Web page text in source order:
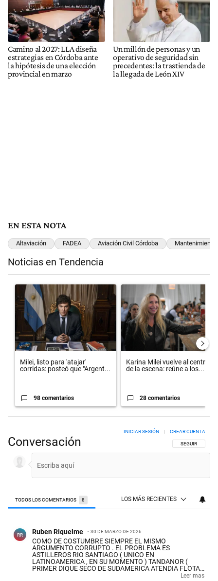
Camino al 2027: LLA diseña
estrategias en Córdoba ante
la hipótesis de una elección
provincial en marzo
Un millón de personas y un
operativo de seguridad sin
precedentes: la trastienda de
la llegada de León XIV
EN ESTA NOTA
Altaviación FADEA Aviación Civil Córdoba Mantenimiento
Noticias en Tendencia
Un artículo de tendencia con el título "Milei, listo para 'atajar'
Milei, listo para 'atajar'
corridas: posteó que "Argent...
98 comentarios
Un artículo de tendencia con el
Karina Milei vuelve al centro
de la escena: reúne a los...
28 comentarios
Conversación SIGA ESTA
SEGUIR
INICIAR SESIÓN | CREAR CUENTA
TODOS LOS COMENTARIOS 8 LOS MÁS RECIENTES
RR Ruben Riquelme 30 DE MARZO DE 2026
COMO DE COSTUMBRE SIEMPRE EL MISMO
ARGUMENTO CORRUPTO . EL PROBLEMA ES
ASTILLEROS RIO SANTIAGO ( UNICO EN
LATINOAMERICA , EN SU MOMENTO ) TANDANOR (
PRIMER DIQUE SECO DE SUDAMERICA ATENDIA FLOTAS
DE TODO EL PLANETA . Y SU VERDADERO NOMBRELeer mas